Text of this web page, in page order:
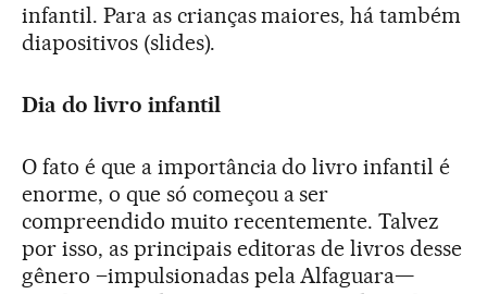
infantil. Para as crianças maiores, há também
diapositivos (slides).
Dia do livro infantil
O fato é que a importância do livro infantil é
enorme, o que só começou a ser
compreendido muito recentemente. Talvez
por isso, as principais editoras de livros desse
gênero –impulsionadas pela Alfaguara—